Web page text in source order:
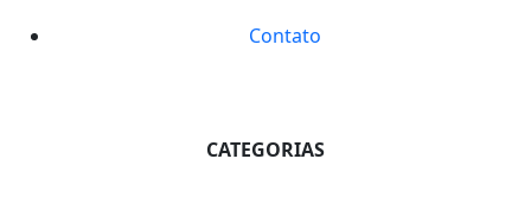
Contato
CATEGORIAS